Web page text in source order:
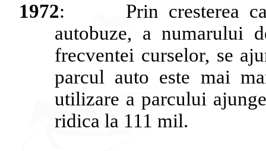
1972: Prin cresterea
autobuze, anumarului
frecventei curselor, se
parcul auto este mai
utilizare aparcului
ridica la 111 mil.